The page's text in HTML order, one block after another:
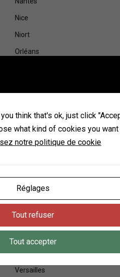
Nice
Niort
Orléans
Reims
Saint-Pierre
Strasbourg
Toulouse
Valence
Versailles
think that's ok, just click
what kind of cookies you
notre politique de cookie
Réglages
Tout refuser
Tout accepter